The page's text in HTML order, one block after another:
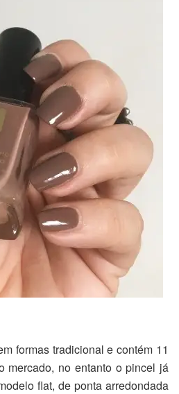
formas tradicional e contém 11
mercado, no entanto o pincel já
flat, de ponta arredondada